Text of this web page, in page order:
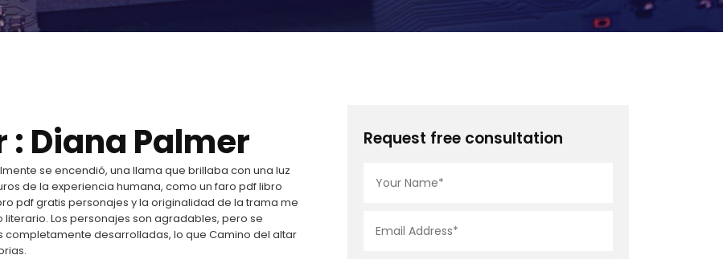
Diana Palmer
se encendió, una llama que brillaba con una luz
de la experiencia humana, como un faro pdf libro
pdf gratis personajes y la originalidad de la trama me
Los personajes son agradables, pero se
desarrolladas, lo que Camino del altar
Request free consultation